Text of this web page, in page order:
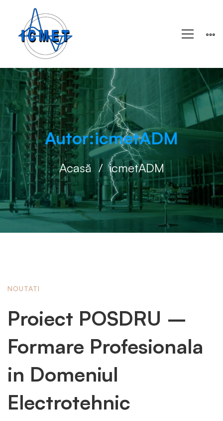
Autor:icmetADM
Acasă icmetADM
NOUTATI
Proiect POSDRU –
Formare Profesionala
in Domeniul
Electrotehnic